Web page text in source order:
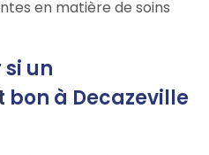
en matière de soins
un
à Decazeville